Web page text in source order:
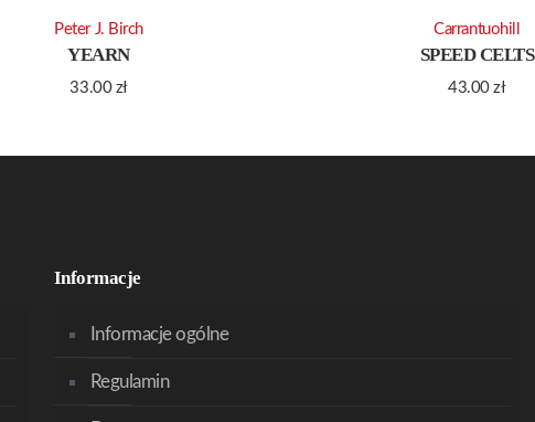
YEARN
33.00 zł
Peter J. Birch
SPEED CELTS
43.00zł
Carrantuohill
Informacje
Informacje ogólne
Regulamin